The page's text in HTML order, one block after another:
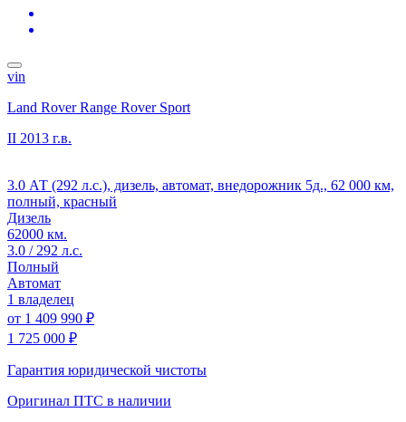
vin
Land Rover Range Rover Sport
II 2013 г.в.
3.0 АТ (292 л.с.), дизель, автомат, внедорожник 5д., 62 000 км,
полный, красный
Дизель
62000 км.
3.0 / 292 л.с.
Полный
Автомат
1 владелец
от 1 409 990 ₽
1 725 000 ₽
Гарантия юридической чистоты
Оригинал ПТС в наличии